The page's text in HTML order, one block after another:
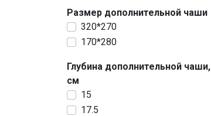
Размер дополнительной чаши
320*270
170*280
Глубина дополнительной чаши,
см
15
17.5